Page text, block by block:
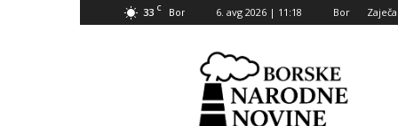
33 C Bor 6. avg 2026 | 11:18 Bor
narodne
novine